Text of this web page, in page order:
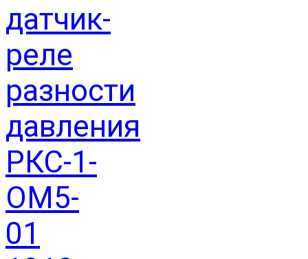
датчик-
реле
разности
давления
РКС-1-
ОМ5-
01